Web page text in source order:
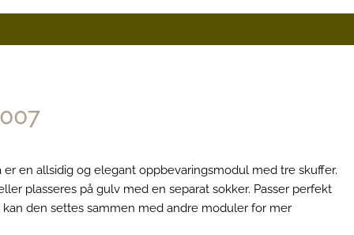
er en allsidig og elegant oppbevaringsmodul med tre skuffer.
plasseres på gulv med en separat sokker. Passer perfekt
den settes sammen med andre moduler for mer